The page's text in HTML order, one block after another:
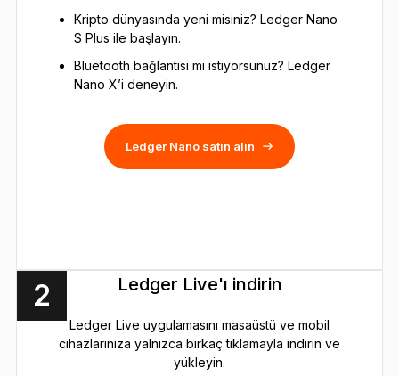
Kripto dünyasında yeni misiniz? Ledger Nano
S Plus ile başlayın.
Bluetooth bağlantısı mı istiyorsunuz? Ledger
Nano X’i deneyin.
Ledger Nano satın alın
2 Ledger Live'ı indirin
Ledger Live uygulamasını masaüstü ve mobil
cihazlarınıza yalnızca birkaç tıklamayla indirin ve
yükleyin.